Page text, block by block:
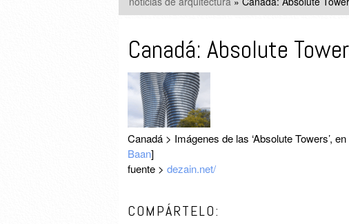
Canadá: Absolute
Canadá > Imágenes de las ‘Absolute Towers’, en
Baan]
fuente > dezain.net/
COMPÁRTELO: